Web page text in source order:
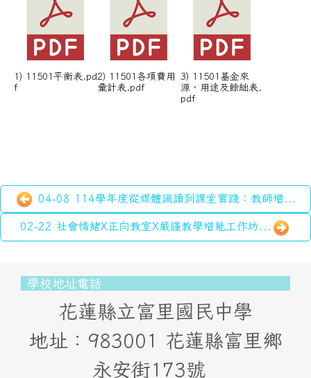
1) 11501平衡表.pd
f
2) 11501各項費用
彙計表.pdf
3) 11501基金來
源、用途及餘絀表.
pdf
04-08 114學年度從媒體識讀到課堂實踐：教師增...
02-22 社會情緒X正向教室X嚴謹教學增能工作坊...
頁尾區域內容
學校地址電話
花蓮縣立富里國民中學
地址：983001 花蓮縣富里鄉
永安街173號